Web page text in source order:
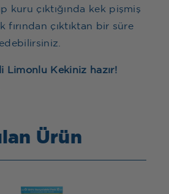
kuru çıktığında kek pişmiş
fırından çıktıktan bir süre
Limonlu Kekiniz hazır!
Ürün